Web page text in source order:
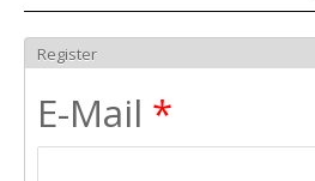
Register
E-Mail *